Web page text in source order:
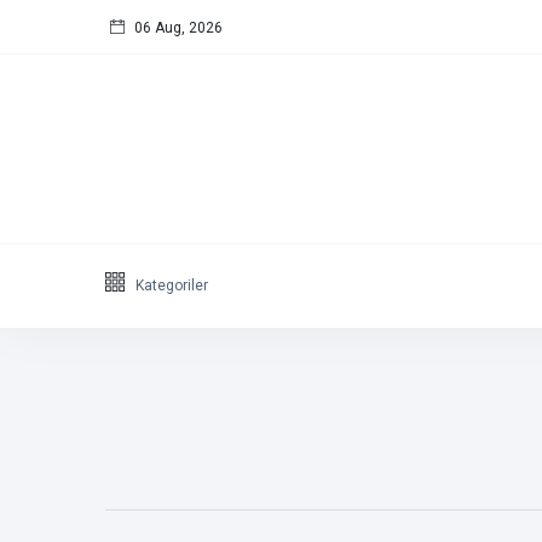
Nano Elyaf
(1)
06 Aug, 2026
Kategoriler